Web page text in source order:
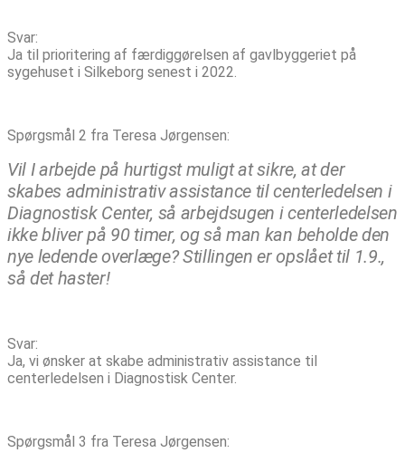
Svar:
Ja til prioritering af færdiggørelsen af gavlbyggeriet på
sygehuset i Silkeborg senest i 2022.
Spørgsmål 2 fra Teresa Jørgensen:
Vil I arbejde på hurtigst muligt at sikre, at der
skabes administrativ assistance til centerledelsen i
Diagnostisk Center, så arbejdsugen i centerledelsen
ikke bliver på 90 timer, og så man kan beholde den
nye ledende overlæge? Stillingen er opslået til 1.9.,
så det haster!
Svar:
Ja, vi ønsker at skabe administrativ assistance til
centerledelsen i Diagnostisk Center.
Spørgsmål 3 fra Teresa Jørgensen: